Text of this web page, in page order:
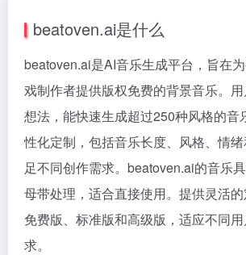
beatoven.ai是什么
beatoven.ai是AI音乐生成平台，旨在
戏制作者提供版权免费的背景音乐。
想法，能快速生成超过250种风格的音
性化定制，包括音乐长度、风格、情
足不同创作需求。beatoven.ai的音乐
母带处理，适合直接使用。提供灵活
免费版、标准版和高级版，适应不同
求。